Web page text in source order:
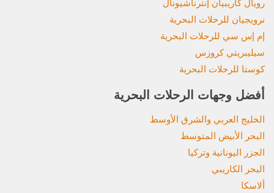
رويال كاريبيان إنترناشيونال
نرويجيان للرحلات البحرية
إم إس سي للرحلات البحرية
سيليبريتي كروزس
كوستا للرحلات البحرية
أفضل وجهات الرحلات البحرية
الخليج العربي والشرق الأوسط
البحر الأبيض المتوسط
الجزر اليونانية وتركيا
البحر الكاريبي
ألاسكا